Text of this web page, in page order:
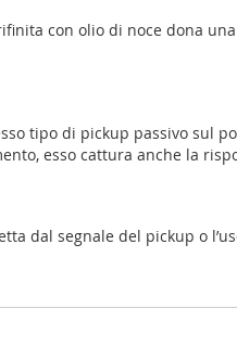
con olio di noce dona
tipo di pickup passivo sul
esso cattura anche la
dal segnale del pickup o